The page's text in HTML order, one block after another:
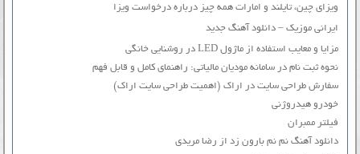
ویزای چین، تایلند و امارات همه چیز درباره درخواست ویزا
ایرانی موزیک – دانلود آهنگ جدید
مزایا و معایب استفاده از ماژول LED در روشنایی خانگی
نحوه ثبت نام در سامانه مودیان مالیاتی: راهنمای کامل و قابل فهم
سفارش طراحی سایت در اراک (اهمیت طراحی سایت اراک)
خودرو هیدروژنی
فیلتر ممبران
دانلود آهنگ نم نم بارون زد از رضا مریدی